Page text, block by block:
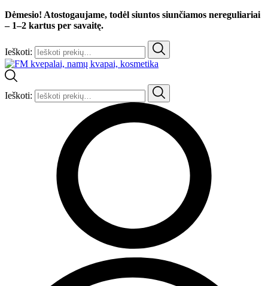
Dėmesio! Atostogaujame, todėl siuntos siunčiamos nereguliariai
– 1–2 kartus per savaitę.
Ieškoti:
Ieškoti: